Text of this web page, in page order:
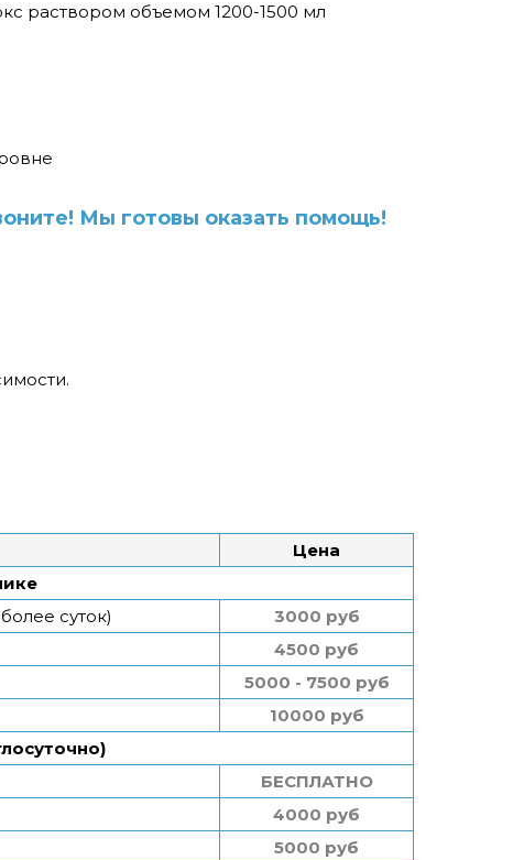
раствором объемом 1200-1500 мл
Мы готовы оказать помощь!
Цена
суток)
3000 руб
4500 руб
5000 - 7500 руб
10000 руб
БЕСПЛАТНО
4000 руб
5000 руб